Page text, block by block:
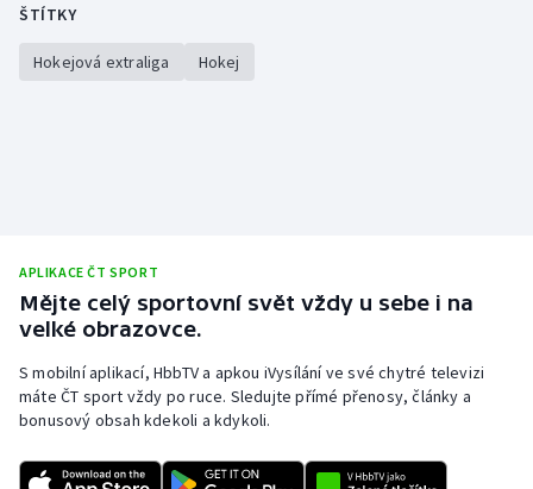
ŠTÍTKY
Hokejová extraliga Hokej
APLIKACE ČT SPORT
Mějte celý sportovní svět vždy u sebe i na
velké obrazovce.
S mobilní aplikací, HbbTV a apkou iVysílání ve své chytré televizi
máte ČT sport vždy po ruce. Sledujte přímé přenosy, články a
bonusový obsah kdekoli a kdykoli.